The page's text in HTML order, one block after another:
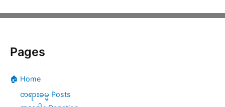
Pages
🏠 Home
တရားဓမ္မ Posts